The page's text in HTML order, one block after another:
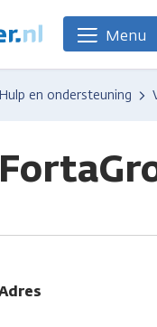
Menu
Hulp en ondersteuning